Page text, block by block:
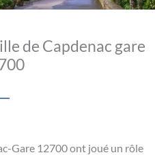
de Capdenac gare
Gare 12700 ont joué un rôle